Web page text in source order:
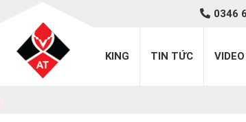
0346
KING TIN TỨC VIDEO